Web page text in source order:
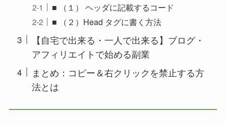
■ （１） ヘッダに記載するコード
■ （２）Head タグに書く方法
【自宅で出来る・一人で出来る】ブログ・
アフィリエイトで始める副業
まとめ：コピー＆右クリックを禁止する方
法とは